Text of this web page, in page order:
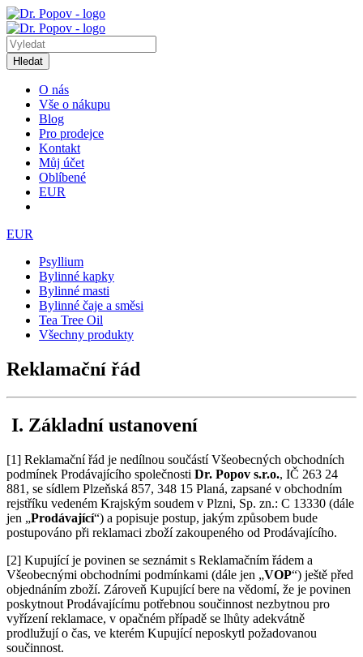
Hledat
O nás
Vše o nákupu
Blog
Pro prodejce
Kontakt
Můj účet
Oblíbené
EUR
EUR
Psyllium
Bylinné kapky
Bylinné masti
Bylinné čaje a směsi
Tea Tree Oil
Všechny produkty
Reklamační řád
I. Základní ustanovení
[1] Reklamační řád je nedílnou součástí Všeobecných obchodních
podmínek Prodávajícího společnosti Dr. Popov s.r.o., IČ 263 24
881, se sídlem Plzeňská 857, 348 15 Planá, zapsané v obchodním
rejstříku vedeném Krajským soudem v Plzni, Sp. zn.: C 13330 (dále
jen „Prodávající“) a popisuje postup, jakým způsobem bude
postupováno při reklamaci zboží zakoupeného od Prodávajícího.
[2] Kupující je povinen se seznámit s Reklamačním řádem a
Všeobecnými obchodními podmínkami (dále jen „VOP“) ještě před
objednáním zboží. Zároveň Kupující bere na vědomí, že je povinen
poskytnout Prodávajícímu potřebnou součinnost nezbytnou pro
vyřízení reklamace, v opačném případě se lhůty adekvátně
prodlužují o čas, ve kterém Kupující neposkytl požadovanou
součinnost.